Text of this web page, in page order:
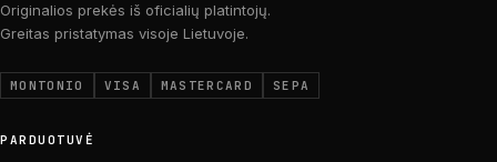
Originalios prekės iš oficialių platintojų.
Greitas pristatymas visoje Lietuvoje.
MONTONIO VISA MASTERCARD SEPA
PARDUOTUVĖ